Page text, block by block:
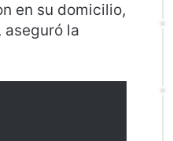
en su domicilio,
aseguró la